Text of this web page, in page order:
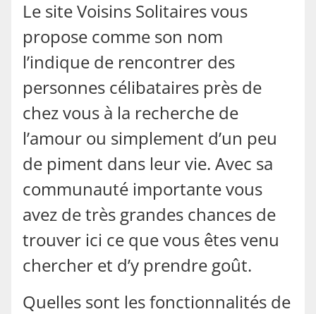
Le site Voisins Solitaires vous
propose comme son nom
l’indique de rencontrer des
personnes célibataires près de
chez vous à la recherche de
l’amour ou simplement d’un peu
de piment dans leur vie. Avec sa
communauté importante vous
avez de très grandes chances de
trouver ici ce que vous êtes venu
chercher et d’y prendre goût.
Quelles sont les fonctionnalités de